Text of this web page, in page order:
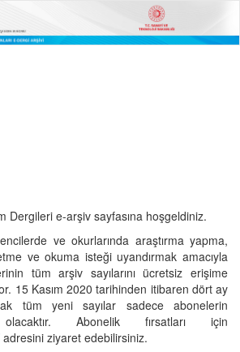
Dergileri e-arşiv sayfasına hoşgeldiniz.
ve okurlarında araştırma yapma,
ve okuma isteği uyandırmak amacıyla
tüm arşiv sayılarını ücretsiz erişime
15 Kasım 2020 tarihinden itibaren dört ay
tüm yeni sayılar sadece abonelerin
Abonelik fırsatları için
adresini ziyaret edebilirsiniz.